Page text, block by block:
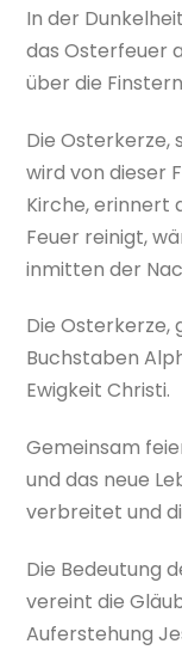
In der
das Osterfeuer
über die
Die
wird von dieser
Kirche, erinnert
Feuer reinigt,
inmitten der
Die Osterkerze,
Buchstaben
Ewigkeit Christi.
Gemeinsam
und das neue
verbreitet und
Die Bedeutung
vereint die
Auferstehung